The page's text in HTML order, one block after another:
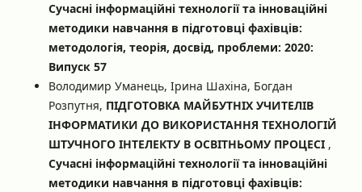
Сучасні інформаційні технології та інноваційні
методики навчання в підготовці фахівців:
методологія, теорія, досвід, проблеми: 2020:
Випуск 57
Володимир Уманець, Ірина Шахіна, Богдан
Розпутня, ПІДГОТОВКА МАЙБУТНІХ УЧИТЕЛІВ
ІНФОРМАТИКИ ДО ВИКОРИСТАННЯ ТЕХНОЛОГІЙ
ШТУЧНОГО ІНТЕЛЕКТУ В ОСВІТНЬОМУ ПРОЦЕСІ ,
Сучасні інформаційні технології та інноваційні
методики навчання в підготовці фахівців: